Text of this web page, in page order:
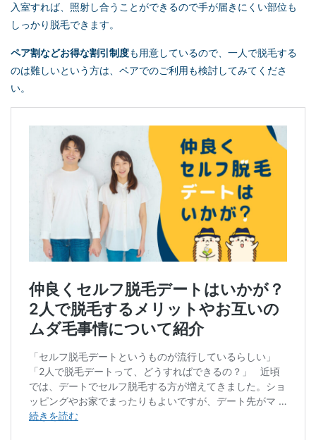
入室すれば、照射し合うことができるので手が届きにくい部位も
しっかり脱毛できます。
ペア割などお得な割引制度も用意しているので、一人で脱毛する
のは難しいという方は、ペアでのご利用も検討してみてくださ
い。